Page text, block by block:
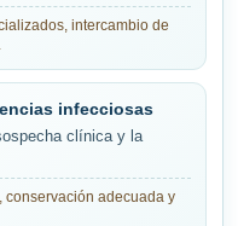
intercambio de
infecciosas
clínica y la
conservación adecuada y